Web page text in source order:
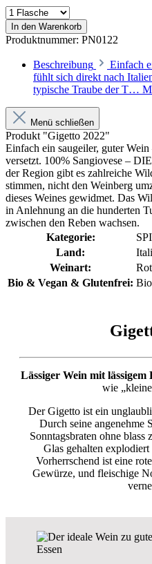
In den Warenkorb
Produktnummer: PN0122
Beschreibung
Einfach
fühlt sich direkt nach
typische Traube der T…
Menü schließen
Produkt "Gigetto 2022"
Einfach ein saugeiler, guter
versetzt. 100% Sangiovese –
der Region gibt es zahlreiche
stimmen, nicht den Weinberg
dieses Weines gewidmet. Das
in Anlehnung an die hunderten
zwischen den Reben wachsen.
Kategorie:
Land:
Weinart:
Bio & Vegan & Glutenfrei: Bio
Lässiger Wein mit lässigem
wie
Der Gigetto ist ein
Durch seine angenehme
Sonntagsbraten ohne
Glas gehalten
Vorherrschend ist eine
Gewürze, und fleischige